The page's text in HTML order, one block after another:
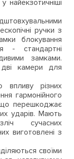
найекзотичніші
ручки з
блокування
- стандартні
замками.
камери для
впливу різних
гармонійного
що перешкоджає
ударів. Мають
сучасних
виготовлені з
своїми